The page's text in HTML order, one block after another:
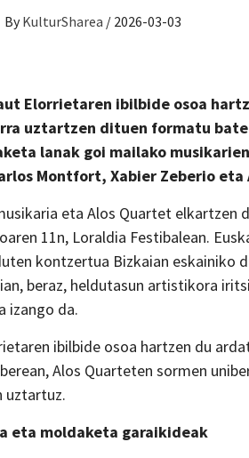
By KulturSharea / 2026-03-03
Elorrietaren ibilbide osoa
uztartzen dituen formatu
lanak goi mailako
Montfort, Xabier Zeberio eta
eta Alos Quartet elkartzen
11n, Loraldia Festibalean.
kontzertua Bizkaian eskainiko
beraz, heldutasun artistikora
izango da.
ibilbide osoa hartzen du
Alos Quarteten sormen
uztartuz.
eta moldaketa garaikideak